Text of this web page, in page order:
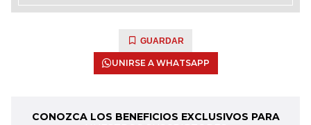
GUARDAR
UNIRSE A WHATSAPP
CONOZCA LOS BENEFICIOS EXCLUSIVOS PARA